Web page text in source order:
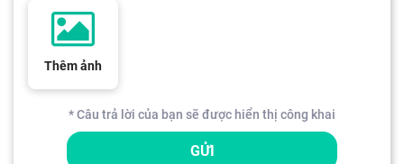
Thêm ảnh
* Câu trả lời của bạn sẽ được hiển thị công khai
GỬI